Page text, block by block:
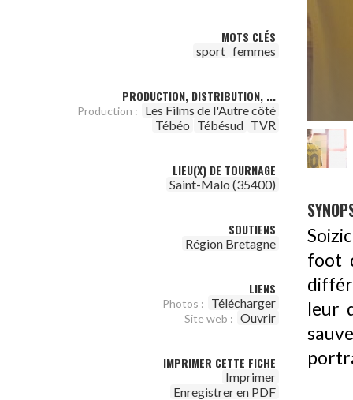
MOTS CLÉS
sport femmes
PRODUCTION, DISTRIBUTION, ...
Production :
Les Films de l'Autre côté
Tébéo Tébésud TVR
LIEU(X) DE TOURNAGE
Saint-Malo (35400)
SOUTIENS
Région Bretagne
LIENS
Photos : Télécharger
Site web : Ouvrir
IMPRIMER CETTE FICHE
Imprimer
Enregistrer en PDF
foot
leur